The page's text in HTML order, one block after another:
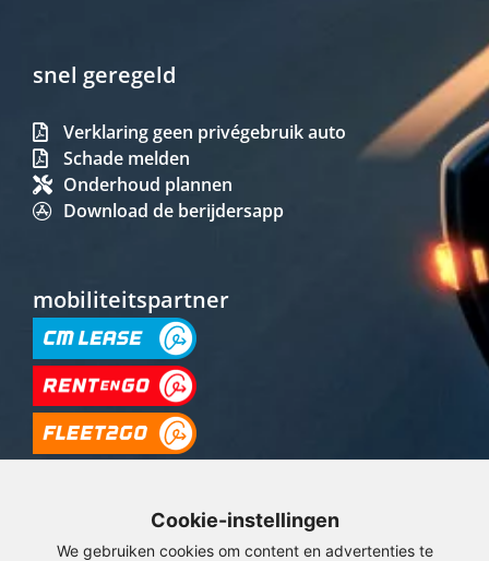
snel geregeld
Verklaring geen privégebruik auto
Schade melden
Onderhoud plannen
Download de berijdersapp
mobiliteitspartner
Cookie-instellingen
We gebruiken cookies om content en advertenties te